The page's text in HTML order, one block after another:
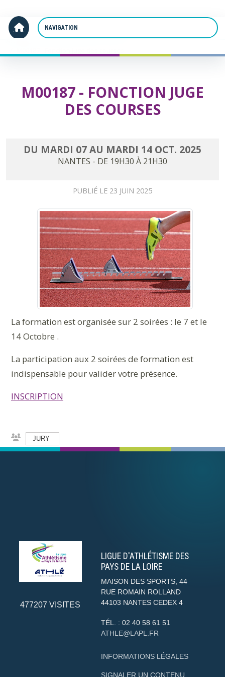
Accueil
M00187 - FONCTION JUGE
DES COURSES
DU MARDI 07AU MARDI 14 OCT. 2025
NANTES - DE 19H30 À 21H30
PUBLIÉ LE 23 JUIN 2025
La formation est organisée sur 2 soirées : le 7 et le
14 Octobre .
La participation aux 2 soirées de formation est
indispensable pour valider votre présence.
INSCRIPTION
JURY
477207 VISITES
LIGUE D'ATHLÉTISME DES
PAYS DE LA LOIRE
MAISON DES SPORTS, 44
RUE ROMAIN ROLLAND
44103 NANTES CEDEX 4
TÉL. : 02 40 58 61 51
ATHLE@LAPL.FR
INFORMATIONS LÉGALES
SIGNALER UN CONTENU